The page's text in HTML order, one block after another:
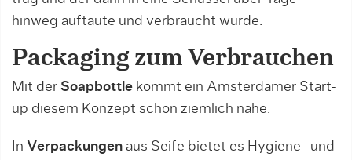
hinweg auftaute und verbraucht wurde.
Packaging zum Verbrauchen
Mit der Soapbottle kommt ein Amsterdamer Start-
up diesem Konzept schon ziemlich nahe.
In Verpackungen aus Seife bietet es Hygiene- und